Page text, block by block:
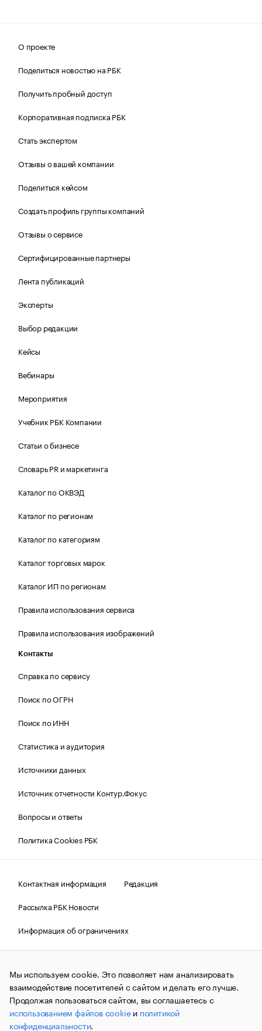
О проекте
Поделиться новостью на РБК
Получить пробный доступ
Корпоративная подписка РБК
Стать экспертом
Отзывы о вашей компании
Поделиться кейсом
Создать профиль группы компаний
Отзывы о сервисе
Сертифицированные партнеры
Лента публикаций
Эксперты
Выбор редакции
Кейсы
Вебинары
Мероприятия
Учебник РБК Компании
Статьи о бизнесе
Словарь PR и маркетинга
Каталог по ОКВЭД
Каталог по регионам
Каталог по категориям
Каталог торговых марок
Каталог ИП по регионам
Правила использования сервиса
Правила использования изображений
Контакты
Справка по сервису
Поиск по ОГРН
Поиск по ИНН
Статистика и аудитория
Источники данных
Источник отчетности Контур.Фокус
Вопросы и ответы
Политика Cookies РБК
Контактная информация
Редакция
Рассылка РБК Новости
Информация об ограничениях
Правовая информация
О соблюдении авторских прав
© АО «РОСБИЗНЕСКОНСАЛТИНГ»,1995–2026.Сообщения
и материалы информационного агентства «РБК»
(зарегистрировано Федеральной службой по надзору в сфере
связи, информационных технологий и массовых
коммуникаций (Роскомнадзор) 09.12.2015 за номером ИА
№ФС77-63848) сопровождаются пометкой «РБК». Отдельные
Мы используем cookie. Это позволяет нам анализировать
взаимодействие посетителей с сайтом и делать его лучше.
Продолжая пользоваться сайтом, вы соглашаетесь с
использованием файлов cookieи политикой
конфиденциальности.